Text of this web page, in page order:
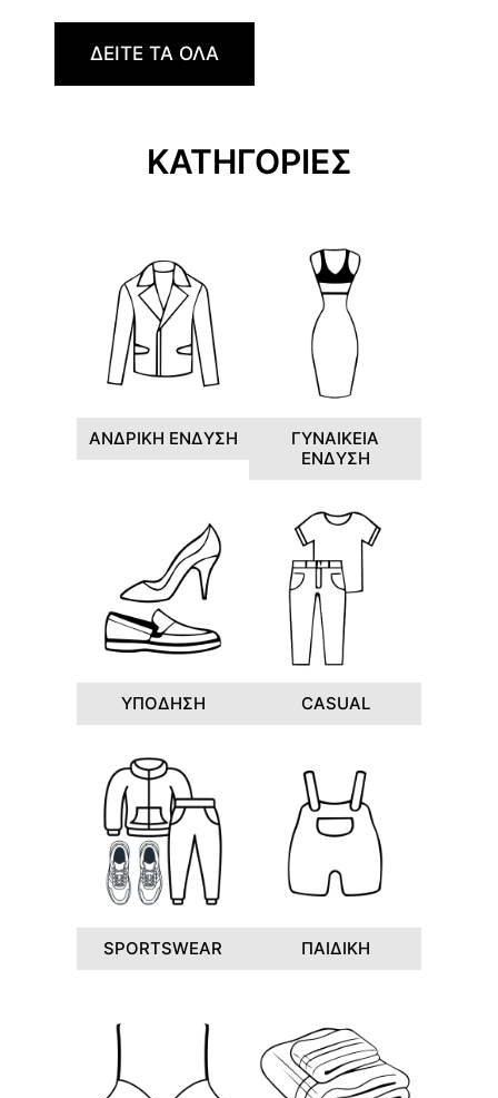
ΔΕΙΤΕ ΤΑ ΟΛΑ
ΚΑΤΗΓΟΡΙΕΣ
ΑΝΔΡΙΚΗ ΕΝΔΥΣΗ
ΓΥΝΑΙΚΕΙΑ
ΕΝΔΥΣΗ
ΥΠΟΔΗΣΗ CASUAL
SPORTSWEAR ΠΑΙΔΙΚΗ